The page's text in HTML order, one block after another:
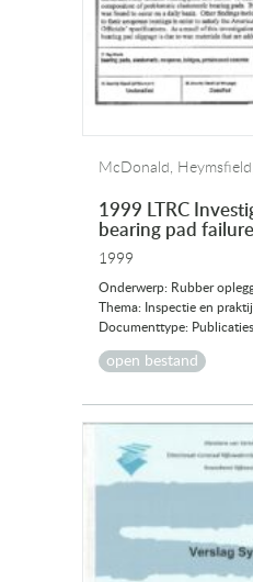
McDonald,
1999 LTRC
bearing pad
1999
Onderwerp: Rubber
Thema: Inspectie en
Documenttype: Publicaties
open bestand